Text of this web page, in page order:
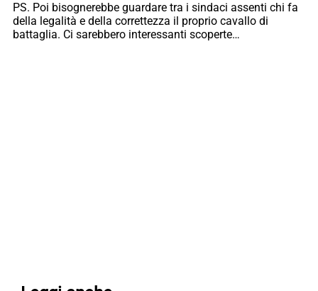
PS. Poi bisognerebbe guardare tra i sindaci assenti chi fa
della legalità e della correttezza il proprio cavallo di
battaglia. Ci sarebbero interessanti scoperte…